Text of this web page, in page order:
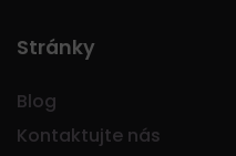
Stránky
Blog
Kontaktujte nás